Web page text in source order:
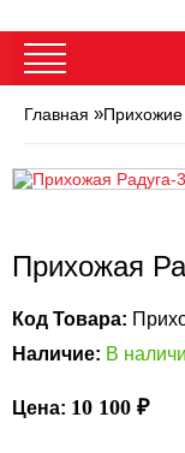
Главная »Прихожие
Прихожая
Код Товара:
Наличие: В
Цена: 10 100 ₽